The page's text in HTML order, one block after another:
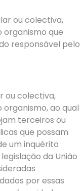
ou colectiva,
organismo que
responsável pelo
ou colectiva,
ao qual
terceiros ou
que possam
um inquérito
da União
por essas